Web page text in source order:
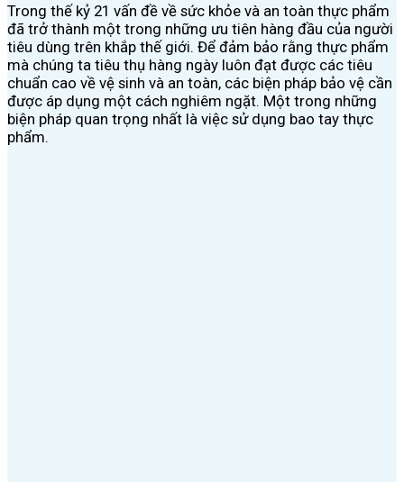
Trong thế kỷ 21 vấn đề về sức khỏe và an toàn thực phẩm
đã trở thành một trong những ưu tiên hàng đầu của người
tiêu dùng trên khắp thế giới. Để đảm bảo rằng thực phẩm
mà chúng ta tiêu thụ hàng ngày luôn đạt được các tiêu
chuẩn cao về vệ sinh và an toàn, các biện pháp bảo vệ cần
được áp dụng một cách nghiêm ngặt. Một trong những
biện pháp quan trọng nhất là việc sử dụng bao tay thực
phẩm.